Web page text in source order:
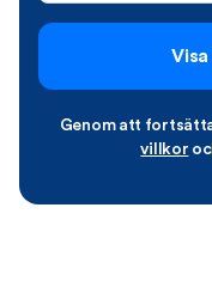
Genom att
villkor